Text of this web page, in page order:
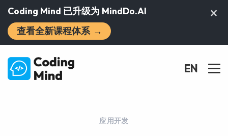
Coding Mind 已升级为 MindDo.AI
查看全新课程体系 →
×
EN
应用开发